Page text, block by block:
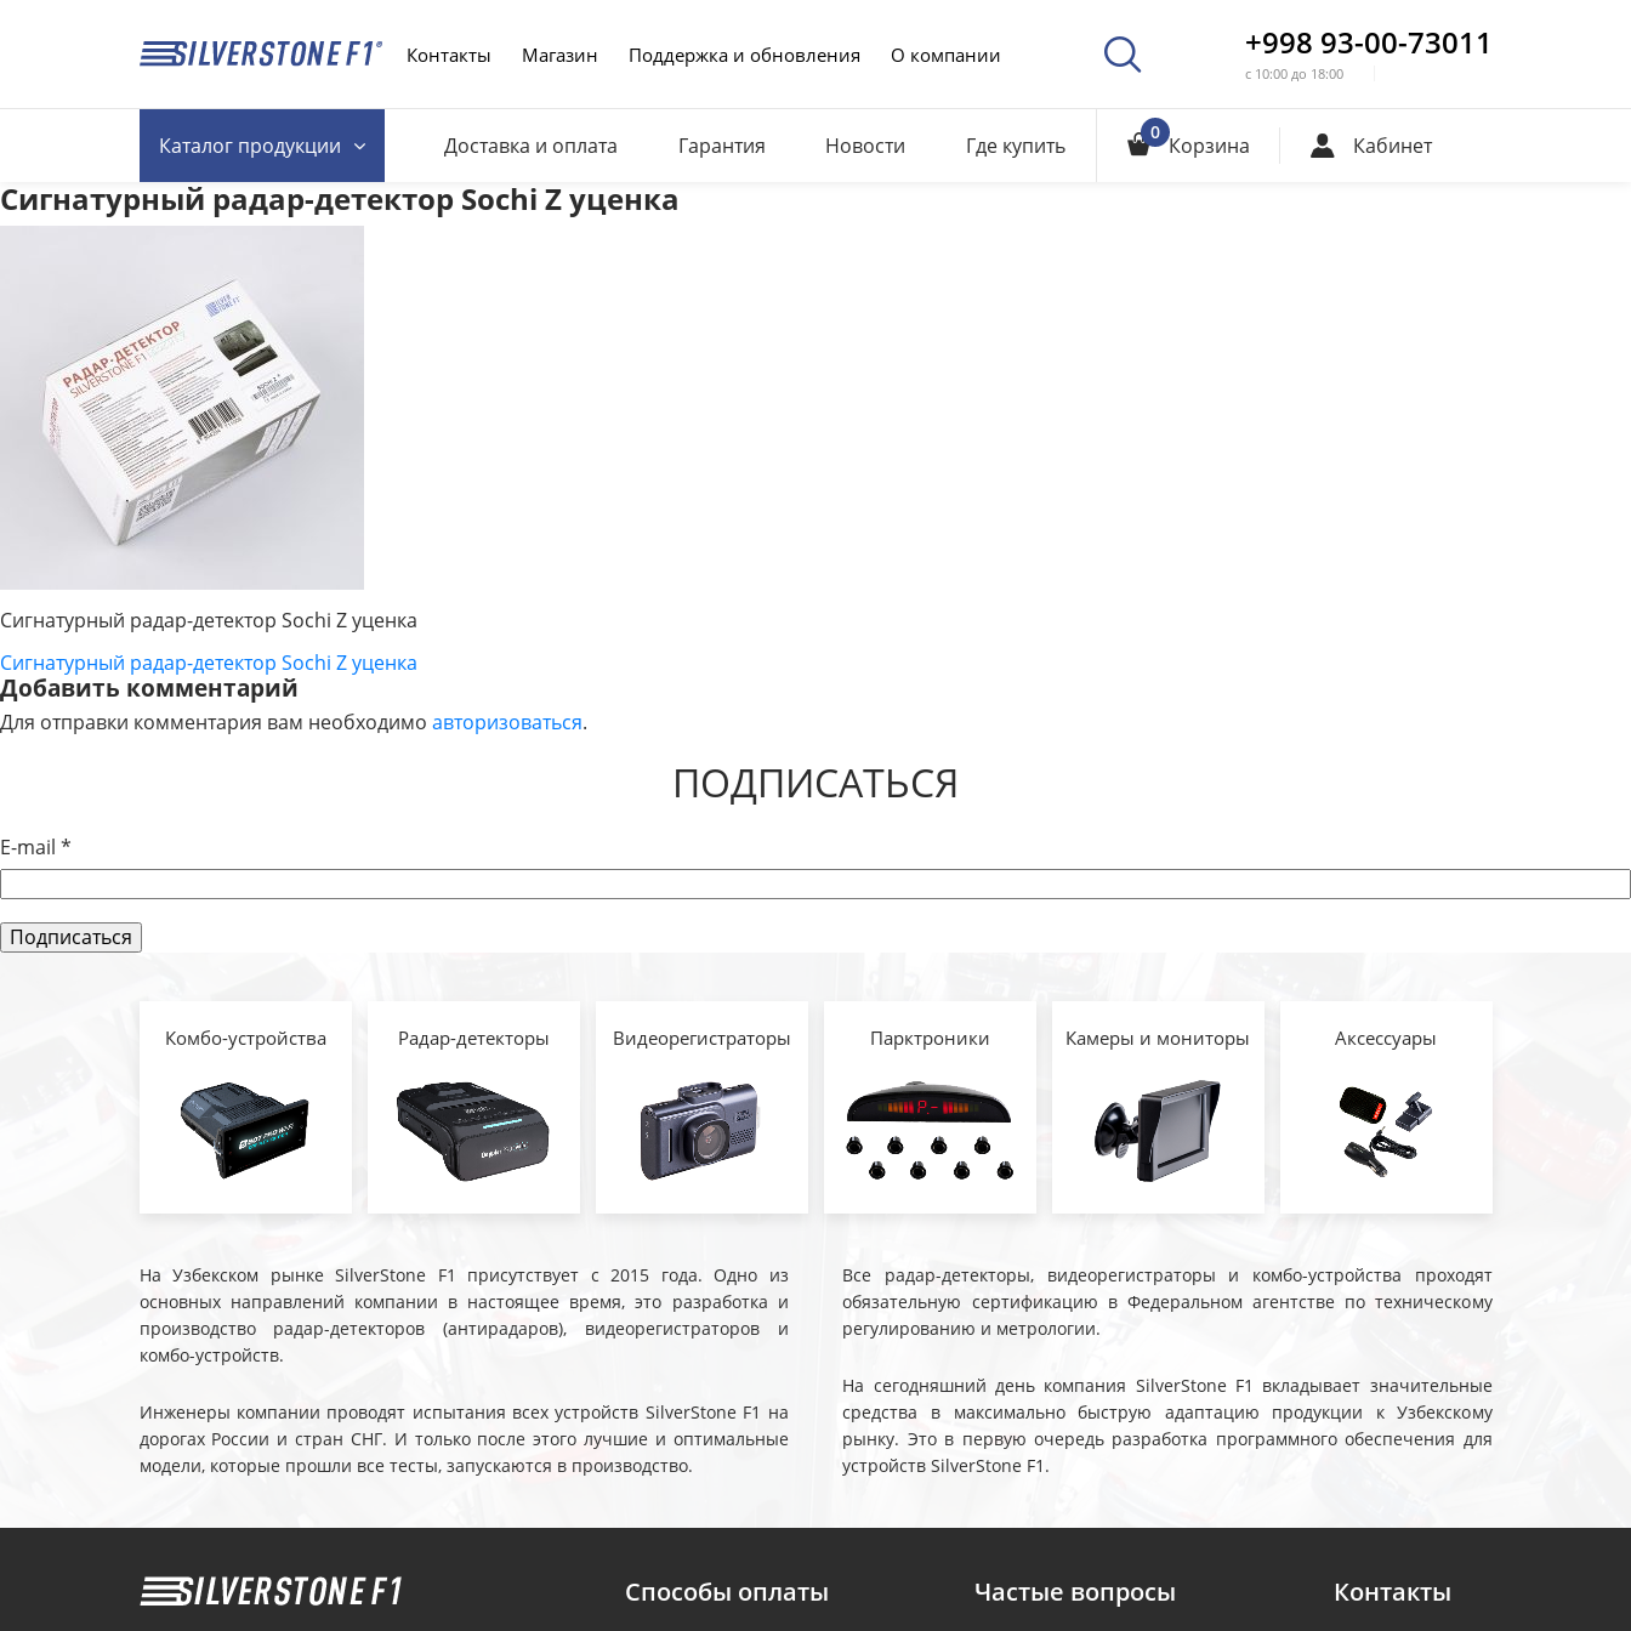
Контакты Магазин Поддержка и обновления О компании +998 93-00-73011
с 10:00 до 18:00
Каталогпродукции Доставка и оплата Гарантия Новости Где купить 0 Корзина Кабинет
Сигнатурный радар-детектор Sochi Z уценка
Сигнатурный радар-детектор Sochi Z уценка
НАВИГАЦИЯ
ПО
Сигнатурный радар-детектор Sochi Z уценка
Добавить комментарий
Для отправки комментария вам необходимо авторизоваться.
ПОДПИСАТЬСЯ
E-mail *
Комбо-устройства Радар-детекторы Видеорегистраторы Парктроники Камеры и мониторы Аксессуары
На Узбекском рынке SilverStone F1 присутствует с 2015 года. Одно из
основных направлений компании в настоящее время, это разработка и
производство радар-детекторов (антирадаров), видеорегистраторов и
комбо-устройств.
Инженеры компании проводят испытания всех устройств SilverStone F1 на
дорогах России и стран СНГ. И только после этого лучшие и оптимальные
модели, которые прошли все тесты, запускаются в производство.
Все радар-детекторы, видеорегистраторы и комбо-устройства проходят
обязательную сертификацию в Федеральном агентстве по техническому
регулированию и метрологии.
На сегодняшний день компания SilverStone F1 вкладывает значительные
средства в максимально быструю адаптацию продукции к Узбекскому
рынку. Это в первую очередь разработка программного обеспечения для
устройств SilverStone F1.
Способы оплаты Частые вопросы Контакты